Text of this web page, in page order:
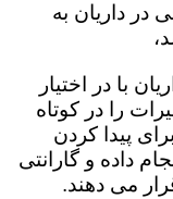
در داریان به
با در اختیار
را در کوتاه
پیدا کردن
داده و گارانتی
می دهند.